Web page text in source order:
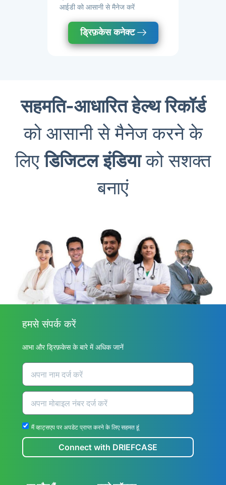
आईडी को आसानी से मैनेज करें
ड्रिफ़केस कनेक्ट
सहमति-आधारित हेल्थ रिकॉर्ड
को आसानी से मैनेज करने के
लिएडिजिटल इंडियाको सशक्त
बनाएं
हमसे संपर्क करें
आभा और ड्रिफ़केस के बारे में अधिक जानें
मैं व्हाट्सएप पर अपडेट प्राप्त करने के लिए सहमत हूं
Connect with DRIEFCASE